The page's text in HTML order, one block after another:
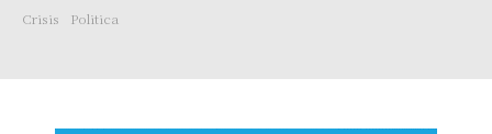
Crisis
Politica